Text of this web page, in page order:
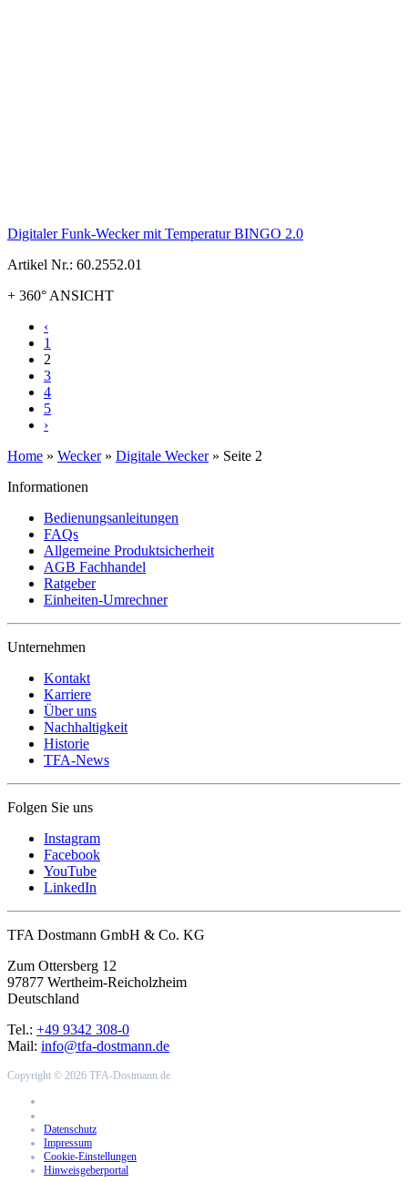
Digitaler Funk-Wecker mit Temperatur BINGO 2.0
Artikel Nr.: 60.2552.01
+ 360° ANSICHT
‹
1
2
3
4
5
›
Home » Wecker» Digitale Wecker» Seite 2
Informationen
Bedienungsanleitungen
FAQs
Allgemeine Produktsicherheit
AGB Fachhandel
Ratgeber
Einheiten-Umrechner
Unternehmen
Kontakt
Karriere
Über uns
Nachhaltigkeit
Historie
TFA-News
Folgen Sie uns
Instagram
Facebook
YouTube
LinkedIn
TFA Dostmann GmbH & Co. KG
Zum Ottersberg 12
97877 Wertheim-Reicholzheim
Deutschland
Tel.: +49 9342 308-0
Mail: info@tfa-dostmann.de
Copyright © 2026 TFA-Dostmann.de
Datenschutz
Impressum
Cookie-Einstellungen
Hinweisgeberportal